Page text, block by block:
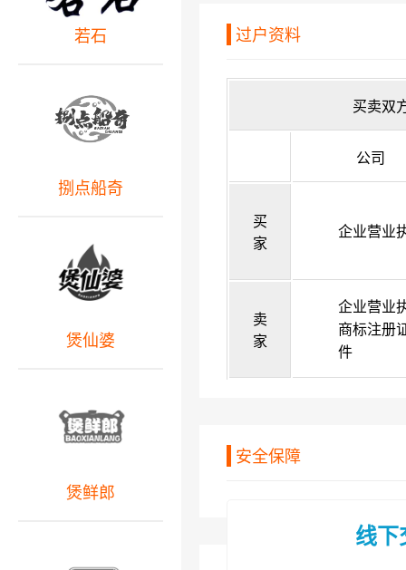
过户资料
买卖双
公司
买
家
企业营业
卖
家
企业营业
商标注册
件
安全保障
线下
若石
捌点船奇
煲仙婆
煲鲜郎